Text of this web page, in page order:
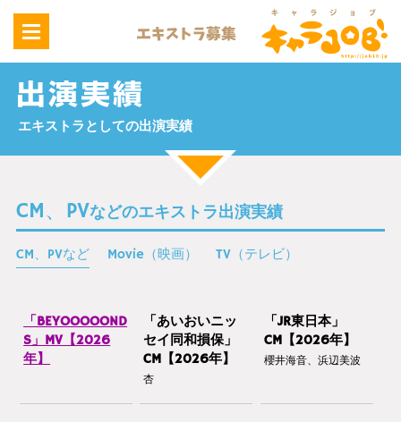
エキストラとしての出演実績
CM、PVなどのエキストラ出演実績
CM、PVなど Movie（映画） TV（テレビ）
「BEYOOOOOND
S」MV【2026
年】
「あいおいニッ
セイ同和損保」
CM【2026年】
杏
「JR東日本」
CM【2026年】
櫻井海音、浜辺美波